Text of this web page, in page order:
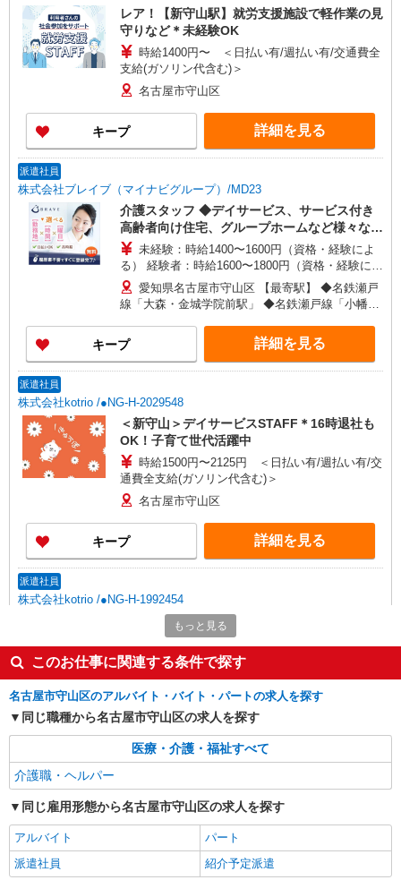
レア！【新守山駅】就労支援施設で軽作業の見
守りなど＊未経験OK
時給1400円〜 ＜日払い有/週払い有/交通費全
支給(ガソリン代含む)＞
名古屋市守山区
キープ 詳細を見る
派遣社員
株式会社ブレイブ（マイナビグループ）/MD23
介護スタッフ ◆デイサービス、サービス付き
高齢者向け住宅、グループホームなど様々な勤
務先から選べます。
未経験：時給1400〜1600円（資格・経験によ
る） 経験者：時給1600〜1800円（資格・経験によ
る） ◎月収例 時給1800円×1日8時間×22日（週5
日）＝31万6800円 ◆昇給あり ◆支払い方法 ※日
払い/週払い/月払い対応も可能です。詳しくは面談
時にご相談ください。 ◆交通費：別途全額支給 ※
当社規定あり
愛知県名古屋市守山区 【最寄駅】 ◆名鉄瀬戸
線「大森・金城学院前駅」 ◆名鉄瀬戸線「小幡
多数勤務地あります！
キープ 詳細を見る
派遣社員
株式会社kotrio /●NG-H-2029548
＜新守山＞デイサービスSTAFF＊16時退社も
OK！子育て世代活躍中
時給1500円〜2125円 ＜日払い有/週払い有/交
通費全支給(ガソリン代含む)＞
名古屋市守山区
キープ 詳細を見る
派遣社員
株式会社kotrio /●NG-H-1992454
新守山駅≫高収入！シニア向け高級マンション
職員募集＊.・：゜
時給1500円〜2125円 ＜日払い有/週払い有/交
名古屋市守山区
キープ 詳細を見る
派遣社員
株式会社kotrio /●NG-H-1992391
個別ケア重視！高級シニア住宅で巡回やケアな
ど＊新守山駅/日払いOK
時給1500円〜2125円 ＜日払い有/週払い有/交
通費全支給(ガソリン代含む)＞
もっと見る
このお仕事に関連する条件で探す
名古屋市守山区のアルバイト・バイト・パートの求人を探す
同じ職種から名古屋市守山区の求人を探す
医療・介護・福祉すべて
介護職・ヘルパー
同じ雇用形態から名古屋市守山区の求人を探す
アルバイト
パート
派遣社員
紹介予定派遣